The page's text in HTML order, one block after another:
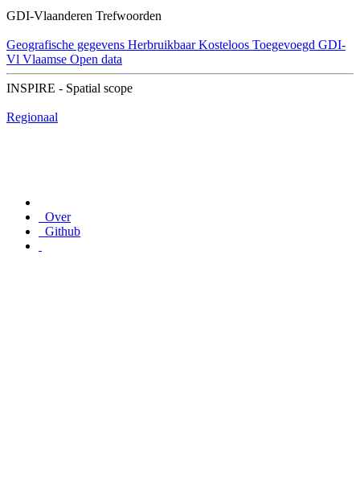
GDI-Vlaanderen Trefwoorden
Geografische gegevens Herbruikbaar Kosteloos Toegevoegd GDI-
Vl Vlaamse Open data
INSPIRE - Spatial scope
Regionaal
Over
Github